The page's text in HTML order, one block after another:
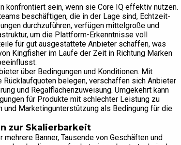
konfrontiert sein, wenn sie Core IQ effektiv nutzen.
beschäftigen, die in der Lage sind, Echtzeit-
durchzuführen, verfügen mittelgroße und
um die Plattform-Erkenntnisse voll
für gut ausgestattete Anbieter schaffen, was
Kingfisher im Laufe der Zeit in Richtung Marken
über Bedingungen und Konditionen. Mit
belegen, verschaffen sich Anbieter
und Regalflächenzuweisung. Umgekehrt kann
für Produkte mit schlechter Leistung zu
Marketingunterstützung als Bedingung für die
zur Skalierbarkeit
Banner, Tausende von Geschäften und